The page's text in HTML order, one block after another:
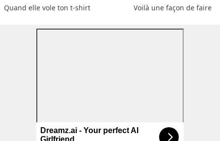
Quand elle vole ton t-shirt Voilà une façon de faire